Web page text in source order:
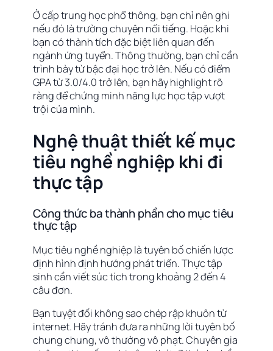
Ở cấp trung học phổ thông, bạn chỉ nên ghi
nếu đó là trường chuyên nổi tiếng. Hoặc khi
bạn có thành tích đặc biệt liên quan đến
ngành ứng tuyển. Thông thường, bạn chỉ cần
trình bày từ bậc đại học trở lên. Nếu có điểm
GPA từ 3.0/4.0 trở lên, bạn hãy highlight rõ
ràng để chứng minh năng lực học tập vượt
trội của mình.
Nghệ thuật thiết kế mục
tiêu nghề nghiệp khi đi
thực tập
Công thức ba thành phần cho mục tiêu
thực tập
Mục tiêu nghề nghiệp là tuyên bố chiến lược
định hình định hướng phát triển. Thực tập
sinh cần viết súc tích trong khoảng 2 đến 4
câu đơn.
Bạn tuyệt đối không sao chép rập khuôn từ
internet. Hãy tránh đưa ra những lời tuyên bố
chung chung, vô thưởng vô phạt. Chuyên gia